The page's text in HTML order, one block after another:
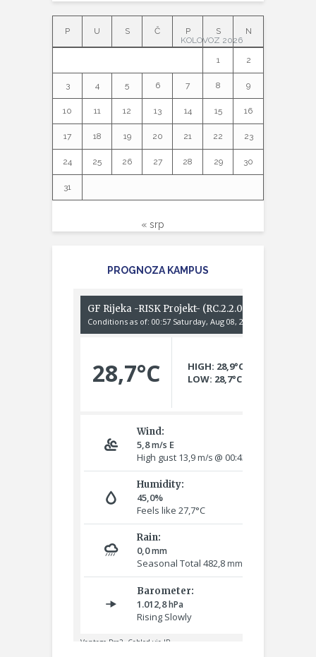
KOLOVOZ 2026
P U S Č P S N
1 2
3 4 5 6 7 8 9
10 11 12 13 14 15 16
17 18 19 20 21 22 23
24 25 26 27 28 29 30
31
« srp
PROGNOZA KAMPUS